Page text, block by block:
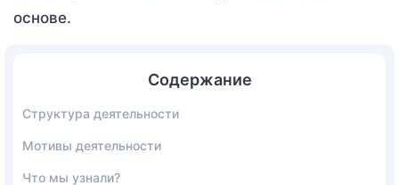
основе.
Содержание
Структура деятельности
Мотивы деятельности
Что мы узнали?